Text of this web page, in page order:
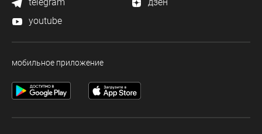
youtube
мобильное приложение